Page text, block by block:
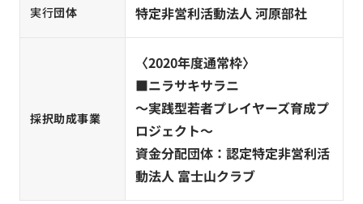
実行団体 特定非営利活動法人 河原部社
採択助成事業
〈2020年度通常枠〉
■ニラサキサラニ
〜実践型若者プレイヤーズ育成プ
ロジェクト〜
資金分配団体：認定特定非営利活
動法人 富士山クラブ